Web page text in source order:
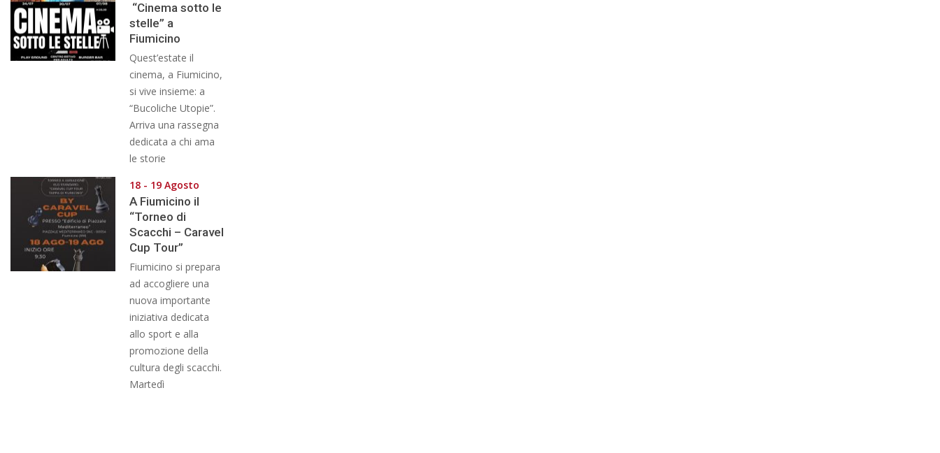
“Cinema sotto le
stelle” a
Fiumicino
Quest’estate il
cinema, a Fiumicino,
si vive insieme: a
“Bucoliche Utopie”.
Arriva una rassegna
dedicata a chi ama
le storie
18 - 19 Agosto
A Fiumicino il
“Torneo di
Scacchi – Caravel
Cup Tour”
Fiumicino si prepara
ad accogliere una
nuova importante
iniziativa dedicata
allo sport e alla
promozione della
cultura degli scacchi.
Martedì